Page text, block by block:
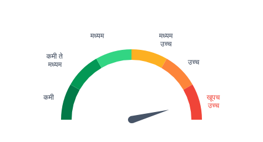
कमी
कमी ते
मध्यम
मध्यम
मध्यम
उच्च
उच्च
खूपच
उच्च